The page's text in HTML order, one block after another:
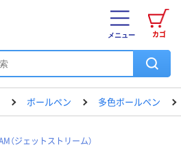
カゴ
メニュー
ボールペン 多色ボールペン
（ジェットストリーム）